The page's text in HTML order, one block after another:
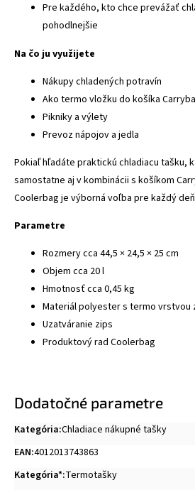
Pre každého, kto chce prevážať
pohodlnejšie
Na čo ju využijete
Nákupy chladených potravín
Ako termo vložku do košíka
Pikniky a výlety
Prevoz nápojov a jedla
Pokiaľ hľadáte praktickú chladiacu tašku,
samostatne aj v kombinácii s košíkom
Coolerbag je výborná voľba pre každý
Parametre
Rozmery cca 44,5 × 24,5 × 25 cm
Objem cca 20 l
Hmotnosť cca 0,45 kg
Materiál polyester s termo vrstvou
Uzatváranie zips
Produktový rad Coolerbag
Dodatočné parametre
Kategória:Chladiace nákupné tašky
EAN:4012013743863
Kategória*:Termotašky